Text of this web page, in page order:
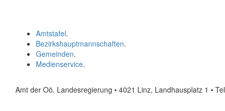
Amtstafel.
Bezirkshauptmannschaften.
Gemeinden.
Medienservice.
Amt der Oö. Landesregierung • 4021 Linz, Landhausplatz 1 •